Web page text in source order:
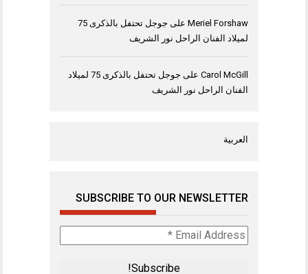
Meriel Forshaw على
جوجل تحتفل بالذكرى 75
لميلاد الفنان الراحل نور الشريف
Carol McGill على
جوجل تحتفل بالذكرى 75 لميلاد
الفنان الراحل نور الشريف
العربية
SUBSCRIBE TO OUR NEWSLETTER
Email
Address